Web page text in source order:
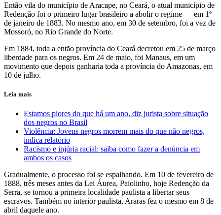
Então vila do município de Aracape, no Ceará, o atual município de
Redenção foi o primeiro lugar brasileiro a abolir o regime — em 1º
de janeiro de 1883. No mesmo ano, em 30 de setembro, foi a vez de
Mossoró, no Rio Grande do Norte.
Em 1884, toda a então província do Ceará decretou em 25 de março
liberdade para os negros. Em 24 de maio, foi Manaus, em um
movimento que depois ganharia toda a província do Amazonas, em
10 de julho.
Leia mais
Estamos piores do que há um ano, diz jurista sobre situação
dos negros no Brasil
Violência: Jovens negros morrem mais do que não negros,
indica relatório
Racismo e injúria racial: saiba como fazer a denúncia em
ambos os casos
Gradualmente, o processo foi se espalhando. Em 10 de fevereiro de
1888, três meses antes da Lei Áurea, Paiolinho, hoje Redenção da
Serra, se tornou a primeira localidade paulista a libertar seus
escravos. Também no interior paulista, Araras fez o mesmo em 8 de
abril daquele ano.